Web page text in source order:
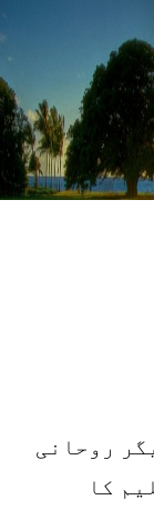
روحانی
کا